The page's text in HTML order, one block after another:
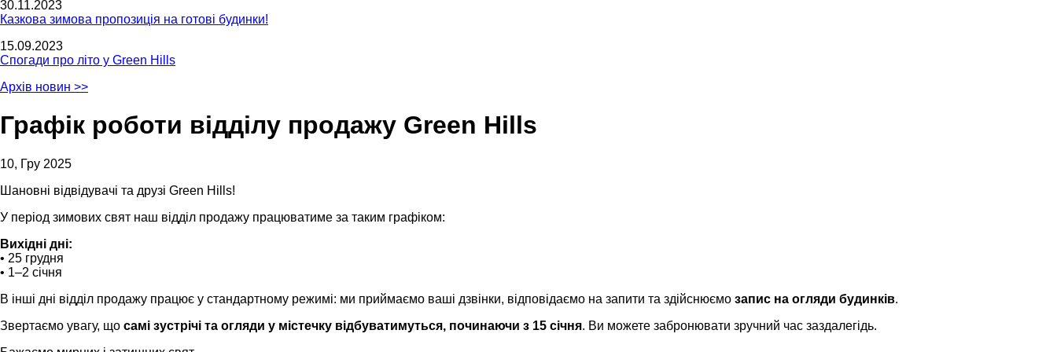
30.11.2023
Казкова зимова пропозиція на готові будинки!
15.09.2023
Спогади про літо у Green Hills
Архів новин >>
Графік роботи відділу продажу Green Hills
10, Гру 2025
Шановні відвідувачі та друзі Green Hills!
У період зимових свят наш відділ продажу працюватиме за таким графіком:
Вихідні дні:
• 25 грудня
• 1–2 січня
В інші дні відділ продажу працює у стандартному режимі: ми приймаємо ваші дзвінки, відповідаємо на запити та здійснюємо запис на огляди будинків.
Звертаємо увагу, що самі зустрічі та огляди у містечку відбуватимуться, починаючи з 15 січня. Ви можете забронювати зручний час заздалегідь.